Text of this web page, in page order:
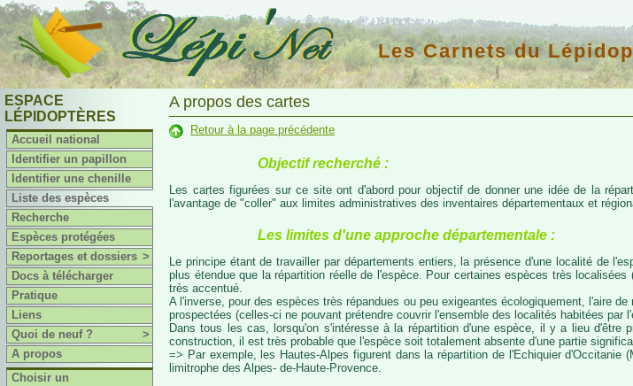
Les Carnets du
ESPACE
LÉPIDOPTÈRES
Accueil national
Identifier un papillon
Identifier une chenille
Liste des espèces
Recherche
Espèces protégées
Reportages et dossiers >
Docs à télécharger
Pratique
Liens
Quoi de neuf ?
>
A propos
Choisir un
A propos des cartes
Retour à la page précédente
Objectif recherché :
Les cartes figurées sur ce site ont d'abord pour objectif de donner une idée de la
l'avantage de "coller" aux limites administratives des inventaires départementaux et
Les limites d'une approche départementale :
Le principe étant de travailler par départements entiers, la présence d'une localité de
plus étendue que la répartition réelle de l'espèce. Pour certaines espèces très
très accentué.
A l'inverse, pour des espèces très répandues ou peu exigeantes écologiquement, l'aire
prospectées (celles-ci ne pouvant prétendre couvrir l'ensemble des localités habitées par
Dans tous les cas, lorsqu'on s'intéresse à la répartition d'une espèce, il y a lieu
construction, il est très probable que l'espèce soit totalement absente d'une partie
=> Par exemple, les Hautes-Alpes figurent dans la répartition de l'Echiquier d'Occitanie
limitrophe des Alpes- de-Haute-Provence.